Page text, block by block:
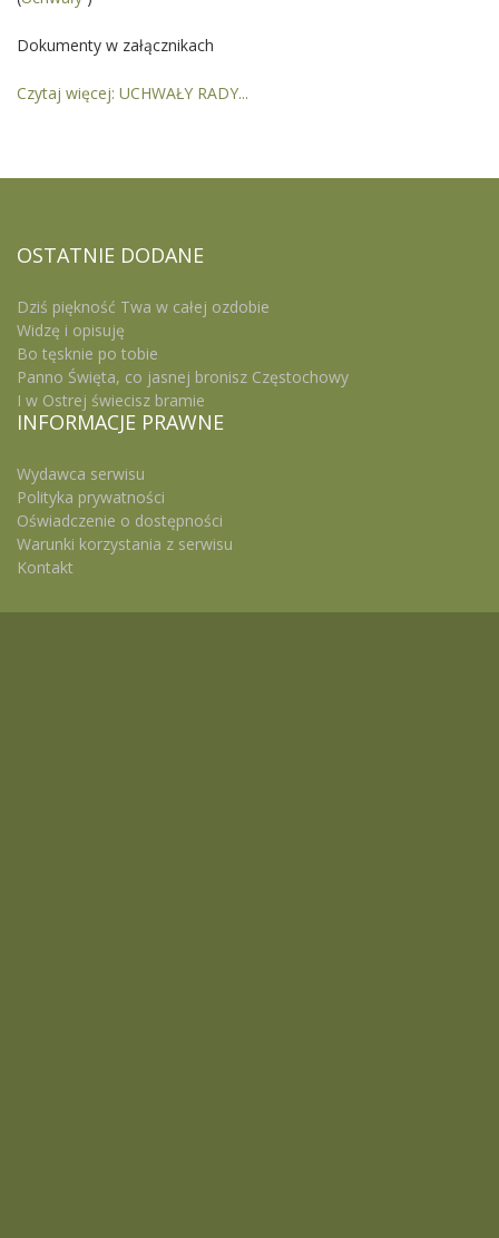
Dokumenty w załącznikach
Czytaj więcej: UCHWAŁY RADY...
OSTATNIE DODANE
Dziś piękność Twa w całej ozdobie
Widzę i opisuję
Bo tęsknie po tobie
Panno Święta, co jasnej bronisz Częstochowy
I w Ostrej świecisz bramie
INFORMACJE PRAWNE
Wydawca serwisu
Polityka prywatności
Oświadczenie o dostępności
Warunki korzystania z serwisu
Kontakt